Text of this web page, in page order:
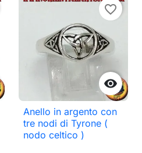

favorite_border
Anello in argento con
tre nodi di Tyrone (
nodo celtico )